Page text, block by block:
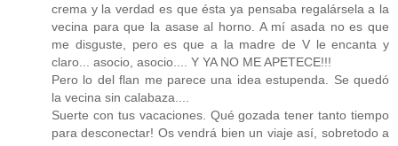
crema y la verdad es que ésta ya pensaba regalársela a la
vecina para que la asase al horno. A mí asada no es que
me disguste, pero es que a la madre de V le encanta y
claro... asocio, asocio.... Y YA NO ME APETECE!!!
Pero lo del flan me parece una idea estupenda. Se quedó
la vecina sin calabaza....
Suerte con tus vacaciones. Qué gozada tener tanto tiempo
para desconectar! Os vendrá bien un viaje así, sobretodo a